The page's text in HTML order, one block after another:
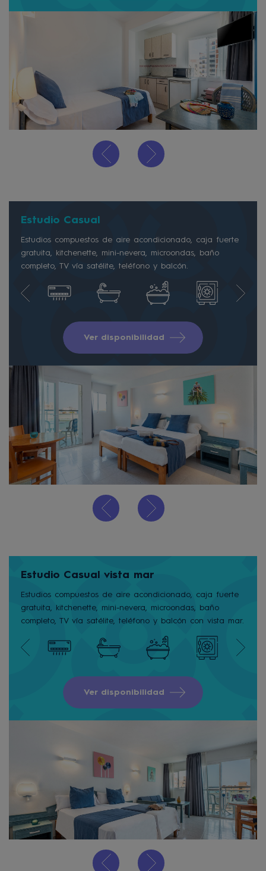
Estudio Casual
Estudios compuestos de aire acondicionado, caja fuerte
gratuita, kitchenette, mini-nevera, microondas, baño
completo, TV vía satélite, teléfono y balcón.
Ver disponibilidad
Estudio Casual vista mar
Estudios compuestos de aire acondicionado, caja fuerte
gratuita, kitchenette, mini-nevera, microondas, baño
completo, TV vía satélite, teléfono y balcón con vista mar.
Ver disponibilidad